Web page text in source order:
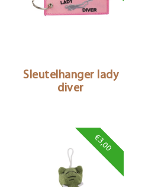
Sleutelhanger lady
diver
€3,00